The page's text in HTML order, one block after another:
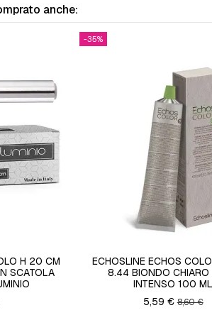
anche:
H 20 CM
SCATOLA
-35%
ECHOSLINE ECHOS
8.44 BIONDO CHIARO
INTENSO 100 ML
5,59 €8,60 €